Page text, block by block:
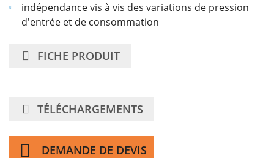
indépendance vis à vis des variations de pression
d'entrée et de consommation
FICHE PRODUIT
TÉLÉCHARGEMENTS
DEMANDE DE DEVIS